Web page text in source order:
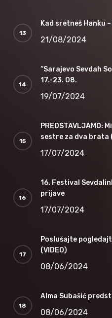
Kad sretneš Hanku
21/08/2024
“Sarajevo Sevdah
17.-23. 08.
19/07/2024
PREDSTAVLJAMO:
sestre za dva brata
17/07/2024
16. Festival
prijave
17/07/2024
Poslušajte
(VIDEO)
08/06/2024
Alma Subašić
08/06/2024